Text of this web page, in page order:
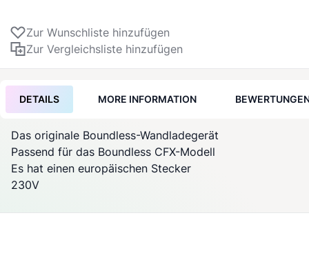
Zur Wunschliste hinzufügen
Zur Vergleichsliste hinzufügen
DETAILS MORE INFORMATION
Das originale Boundless-Wandladegerät
Passend für das Boundless CFX-Modell
Es hat einen europäischen Stecker
230V